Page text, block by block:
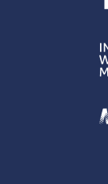
Informacje